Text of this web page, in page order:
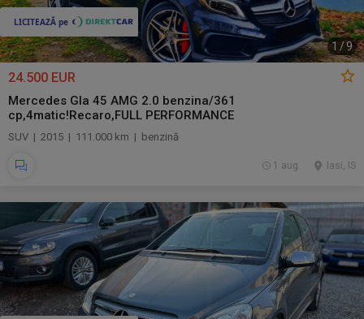
1 /9
24.500 EUR
Mercedes Gla 45 AMG 2.0 benzina/361
cp,4matic!Recaro,FULL PERFORMANCE
SUV | 2015 | 111.000 km | benzină
Iasi, IS
1 aug.